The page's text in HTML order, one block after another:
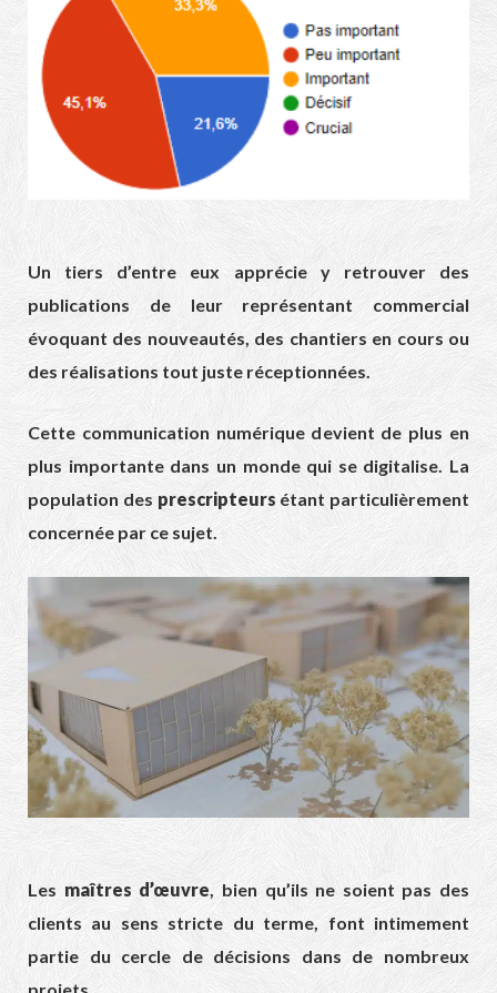
Un tiers d’entre eux apprécie y retrouver des
publications de leur représentant commercial
évoquant des nouveautés, des chantiers en cours ou
des réalisations tout juste réceptionnées.
Cette communication numérique devient de plus en
plus importante dans un monde qui se digitalise. La
population des prescripteurs étant particulièrement
concernée par ce sujet.
Les maîtres d’œuvre, bien qu’ils ne soient pas des
clients au sens stricte du terme, font intimement
partie du cercle de décisions dans de nombreux